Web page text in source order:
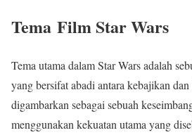
Tema Film Star Wars
Tema utama dalam Star Wars adalah
yang bersifat abadi antara kebajikan
digambarkan sebagai sebuah
menggunakan kekuatan utama yang